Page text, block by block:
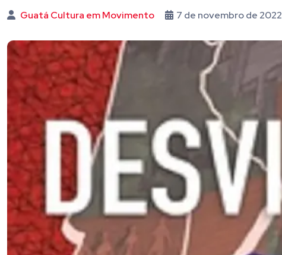
Guatá Cultura em Movimento 7 de novembro de 2022